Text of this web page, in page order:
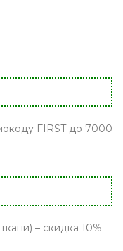
FIRST до 7000
– скидка 10%